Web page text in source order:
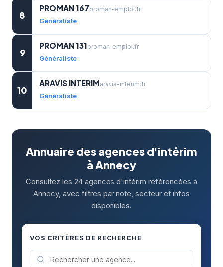
8
PROMAN 167proman-emploi.fr
Généraliste
9
PROMAN 131proman-emploi.fr
Généraliste
10
ARAVIS INTERIMaravis-interim.fr
Généraliste
Annuaire des agences d'intérim
à Annecy
Consultez les 24 agences d'intérim référencées à
Annecy, avec filtres par note, secteur et infos
disponibles.
VOS CRITÈRES DE RECHERCHE